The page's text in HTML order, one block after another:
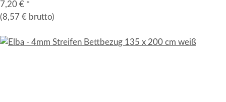
7,20 € *
(8,57 € brutto)